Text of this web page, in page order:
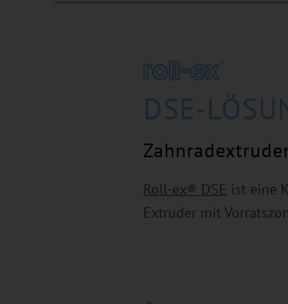
DSE-
Roll-ex® DSE ist eine
Extruder mit